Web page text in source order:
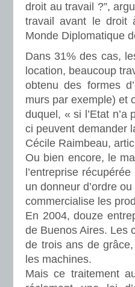
droit au travail ?”,
travail avant le droit
Monde Diplomatique
Dans 31% des cas,
location, beaucoup
obtenu des formes
murs par exemple) et
duquel, « si l’Etat
ci peuvent demander
Cécile Raimbeau,
Ou bien encore, le
l’entreprise
un donneur d’ordre
commercialise les
En 2004, douze
de Buenos Aires. Les
de trois ans de
les machines.
Mais ce traitement